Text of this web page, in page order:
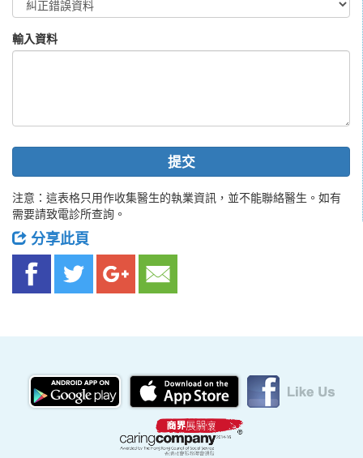
輸入資料
提交
注意：這表格只用作收集醫生的執業資訊，並不能聯絡醫生。如有
需要請致電診所查詢。
分享此頁